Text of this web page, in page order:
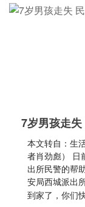
7岁男孩走
本文转自：生
者肖劲彪） 日
出所民警的帮
安局西城派出
到家了，你们